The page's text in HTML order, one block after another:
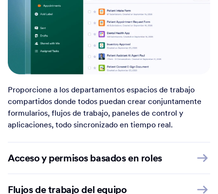
Proporcione a los departamentos espacios de trabajo
compartidos donde todos puedan crear conjuntamente
formularios, flujos de trabajo, paneles de control y
aplicaciones, todo sincronizado en tiempo real.
Acceso y permisos basados en roles
Flujos de trabajo del equipo